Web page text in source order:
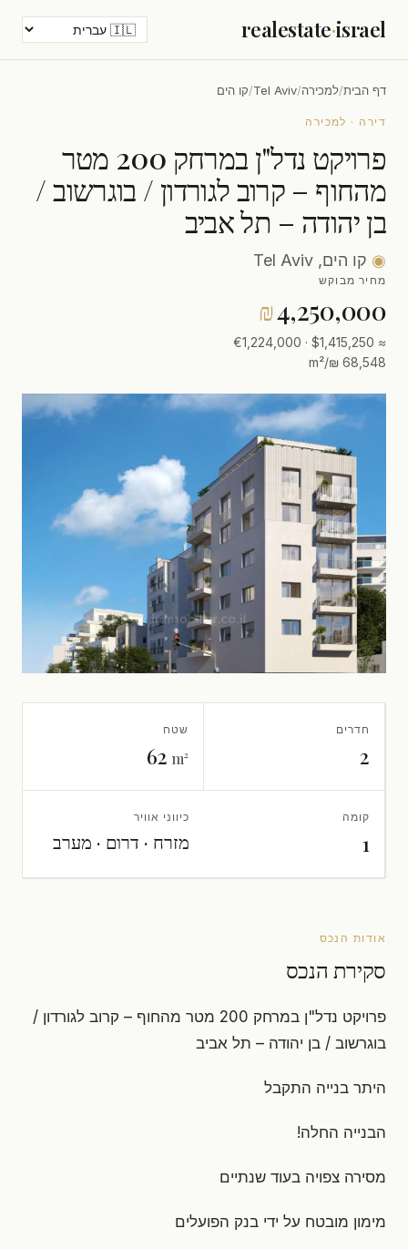
realestate·israel
דף הבית/למכירה/
Tel Aviv
/קו הים
דירה · למכירה
פרויקט נדל"ן במרחק 200 מטר
מהחוף – קרוב לגורדון / בוגרשוב /
בן יהודה – תל אביב
◉ קו הים, Tel Aviv
מחיר מבוקש
₪4,250,000
≈ $1,415,250 · €1,224,000
68,548 ₪/m²
חדרים
2
שטח
62 m²
קומה
1
כיווני אוויר
מזרח · דרום · מערב
אודות הנכס
סקירת הנכס
פרויקט נדל"ן במרחק 200 מטר מהחוף – קרוב לגורדון /
בוגרשוב / בן יהודה – תל אביב
היתר בנייה התקבל
הבנייה החלה!
מסירה צפויה בעוד שנתיים
מימון מובטח על ידי בנק הפועלים